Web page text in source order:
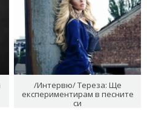
/Интервю/ Тереза: Ще
експериментирам в песните
си